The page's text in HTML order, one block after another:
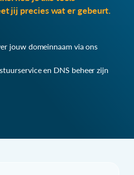
jij precies wat er gebeurt.
jouw domeinnaam via ons
en DNS beheer zijn